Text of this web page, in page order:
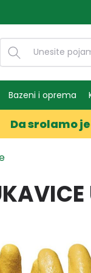
Bazeni i oprema
Da srolamo